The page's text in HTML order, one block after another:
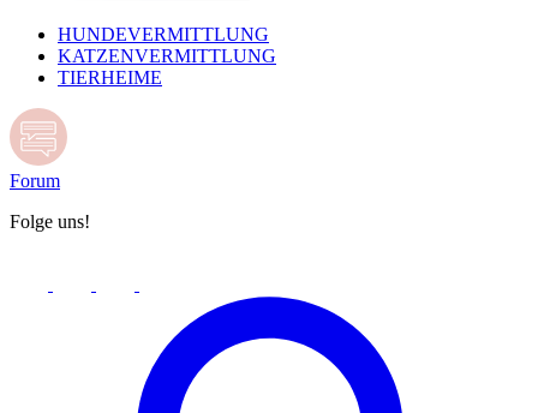
HUNDEVERMITTLUNG
KATZENVERMITTLUNG
TIERHEIME
Forum
Folge uns!